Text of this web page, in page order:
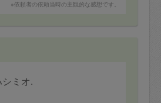
※依頼者の依頼当時の主観的な感想です。
ミオ.